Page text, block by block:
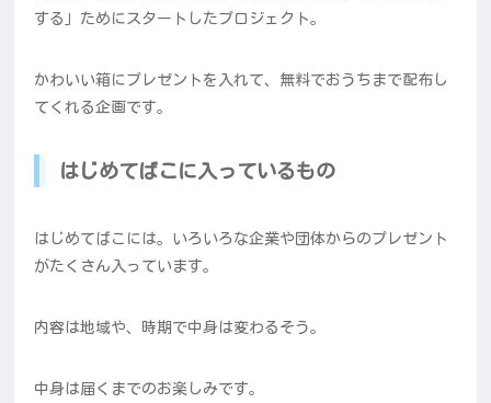
する」ためにスタートしたプロジェクト。
かわいい箱にプレゼントを入れて、無料でおうちまで配布し
てくれる企画です。
はじめてばこに入っているもの
はじめてばこには。いろいろな企業や団体からのプレゼント
がたくさん入っています。
内容は地域や、時期で中身は変わるそう。
中身は届くまでのお楽しみです。